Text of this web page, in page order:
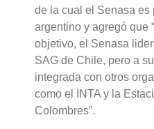
de la cual el Senasa es
argentino y agregó que
objetivo, el Senasa
SAG de Chile, pero a
integrada con otros
como el INTA y la
Colombres”.